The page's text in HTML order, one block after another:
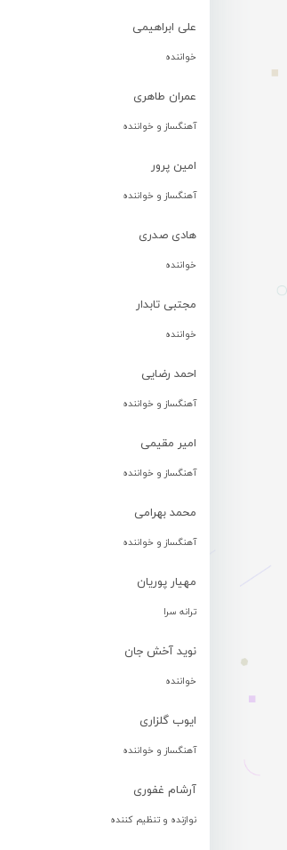
علی ابراهیمی
خواننده
عمران طاهری
آهنگساز و خواننده
امین پرور
آهنگساز و خواننده
هادی صدری
خواننده
مجتبی تابدار
خواننده
احمد رضایی
آهنگساز و خواننده
امیر مقیمی
آهنگساز و خواننده
محمد بهرامی
آهنگساز و خواننده
مهیار پوریان
ترانه سرا
نوید آخش جان
خواننده
ایوب گلزاری
آهنگساز و خواننده
آرشام غفوری
نوازنده و تنظیم کننده